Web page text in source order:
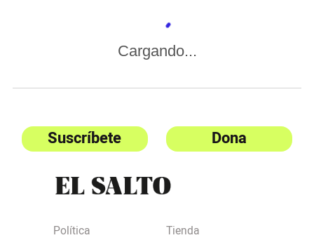
Cargando...
Suscríbete Dona
Política
Tienda